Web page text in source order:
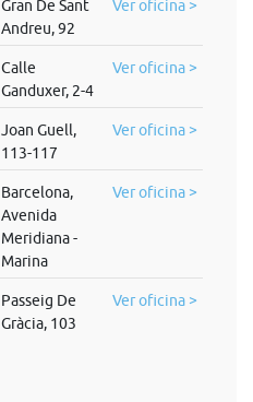
Gran De Sant
Andreu, 92
Ver oficina >
Calle
Ganduxer, 2-4
Ver oficina >
Joan Guell,
113-117
Ver oficina >
Barcelona,
Avenida
Meridiana -
Marina
Ver oficina >
Passeig De
Gràcia, 103
Ver oficina >